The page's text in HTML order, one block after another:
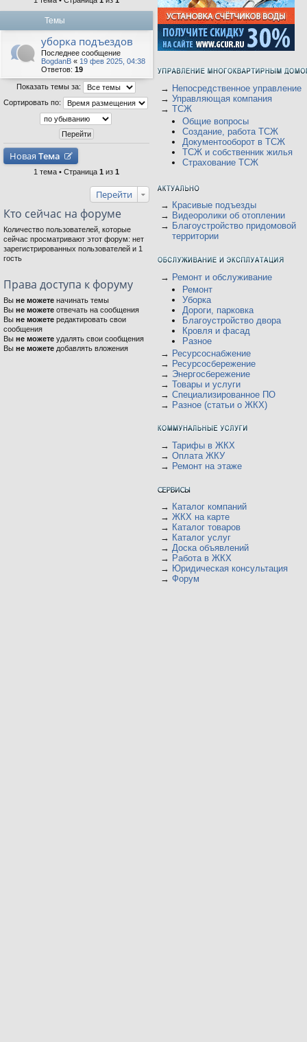
Темы
уборка подъездов
Последнее сообщение
BogdanB « 19 фев 2025, 04:38
Ответов: 19
Показать темы за:
Сортировать по:
Новая Тема
1 тема • Страница 1 из 1
Перейти
Кто сейчас на форуме
Количество пользователей, которые
сейчас просматривают этот форум: нет
зарегистрированных пользователей и 1
гость
Права доступа к форуму
Вы не можете начинать темы
Вы не можете отвечать на сообщения
Вы не можете редактировать свои
сообщения
Вы не можете удалять свои сообщения
Вы не можете добавлять вложения
→ Непосредственное управление
→ Управляющая компания
→ ТСЖ
Общие вопросы
Создание, работа ТСЖ
Документооборот в ТСЖ
ТСЖ и собственник жилья
Страхование ТСЖ
→ Красивые подъезды
→ Видеоролики об отоплении
→ Благоустройство придомовой
территории
→ Ремонт и обслуживание
Ремонт
Уборка
Дороги, парковка
Благоустройство двора
Кровля и фасад
Разное
→ Ресурсоснабжение
→ Ресурсосбережение
→ Энергосбережение
→ Товары и услуги
→ Специализированное ПО
→ Разное (статьи о ЖКХ)
→ Тарифы в ЖКХ
→ Оплата ЖКУ
→ Ремонт на этаже
→ Каталог компаний
→ ЖКХ на карте
→ Каталог товаров
→ Каталог услуг
→ Доска объявлений
→ Работа в ЖКХ
→ Юридическая консультация
→ Форум